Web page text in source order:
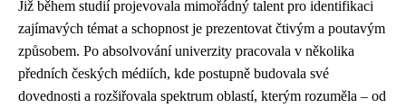
Již během studií projevovala mimořádný talent pro identifikaci
zajímavých témat a schopnost je prezentovat čtivým a poutavým
způsobem. Po absolvování univerzity pracovala v několika
předních českých médiích, kde postupně budovala své
dovednosti a rozšiřovala spektrum oblastí, kterým rozuměla – od